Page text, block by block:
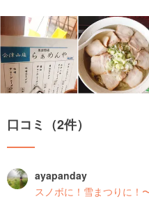
口コミ（2件）
ayapanday
スノボに！雪まつりに！